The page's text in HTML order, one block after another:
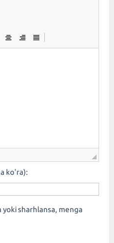
ko'ra):
sharhlansa, menga